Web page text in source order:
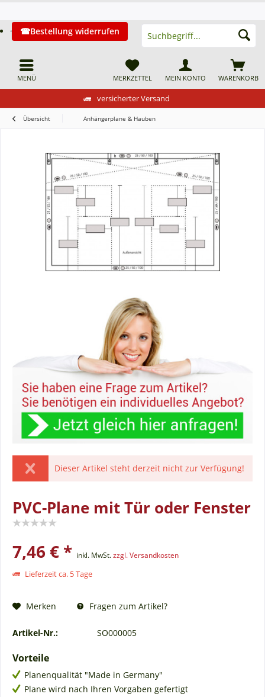
versicherter Versand
MENÜ
Bestellung widerrufen
WARENKORB
MERKZETTEL MEIN KONTO
Übersicht Anhängerplane & Hauben
Dieser Artikel steht derzeit nicht zur Verfügung!
PVC-Plane mit Tür oder Fenster
7,46 € * inkl. MwSt.zzgl. Versandkosten
Lieferzeit ca. 5 Tage
Merken Fragen zum Artikel?
Artikel-Nr.: SO000005
Vorteile
Planenqualität "Made in Germany"
Plane wird nach Ihren Vorgaben gefertigt